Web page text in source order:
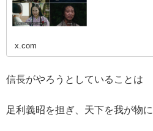
x.com
信長がやろうとしていることは
足利義昭を担ぎ、天下を我が物